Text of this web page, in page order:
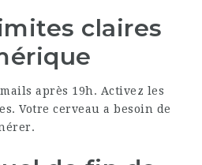
claires
après 19h. Activez les
Votre cerveau a besoin de